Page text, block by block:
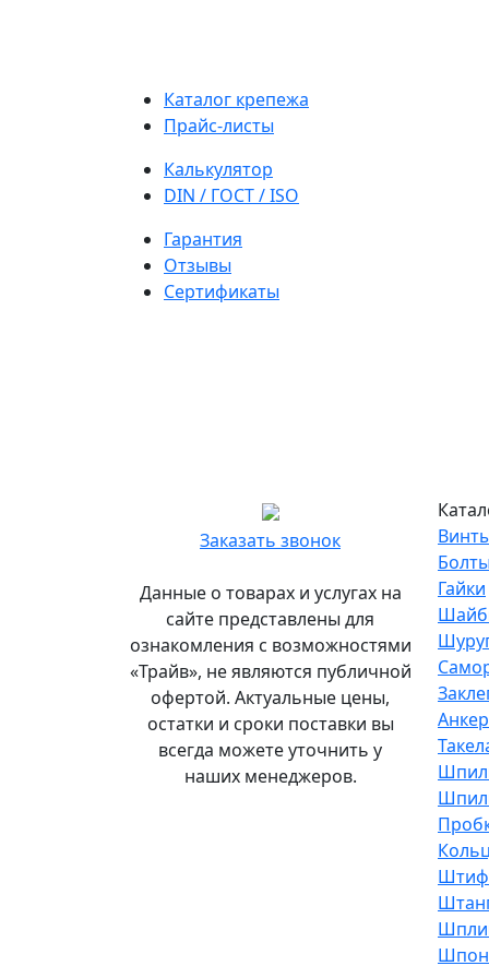
Каталог крепежа
Прайс-листы
Калькулятор
DIN / ГОСТ / ISO
Гарантия
Отзывы
Сертификаты
Заказать звонок
Данные о товарах и услугах на
сайте представлены для
ознакомления с возможностями
«Трайв», не являются публичной
офертой. Актуальные цены,
остатки и сроки поставки вы
всегда можете уточнить у
наших менеджеров.
Болты
Гайки
склад
«Трайв»
в
Санкт-
Петербурге
Подробнее...
Офис